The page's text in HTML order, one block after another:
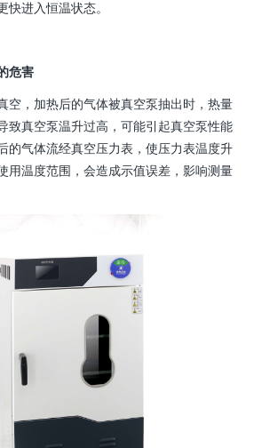
进入恒温状态。
危害
空，加热后的气体被真空泵抽出时，热量
致真空泵温升过高，可能引起真空泵性能
的气体流经真空压力表，使压力表温度升
用温度范围，会造成示值误差，影响测量